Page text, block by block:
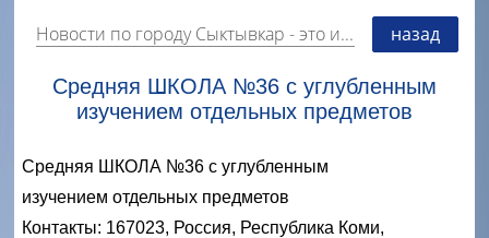
Новости по городу Сыктывкар - это информация о событиях, мероприятиях и торгово-коммерческой деятельности города. Страницу наполняют платные и бесплатные объявления, имеющие функцию "поднятия вверх списка". назад
Средняя ШКОЛА №36 с углубленным
изучением отдельных предметов
Средняя ШКОЛА №36 с углубленным
изучением отдельных предметов
Контакты: 167023, Россия, Республика Коми,